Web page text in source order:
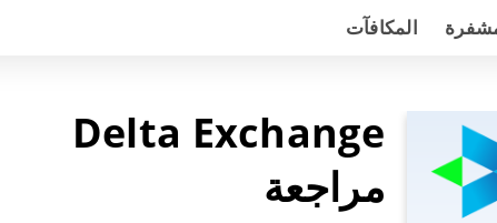
المكافآت
Delta Exchange
مراجعة